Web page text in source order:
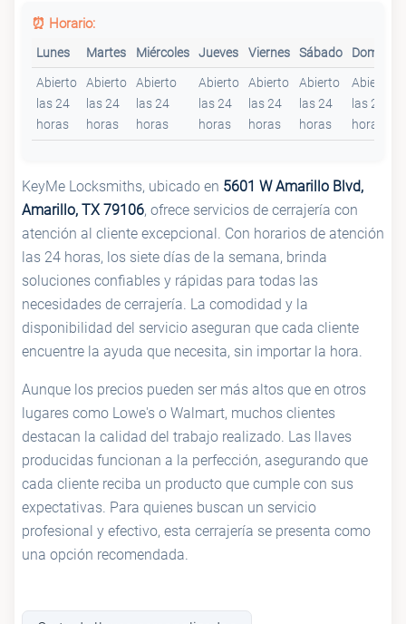
⏰ Horario:
Lunes Martes Miércoles Jueves Viernes Sábado Domingo
Abierto
las 24
horas
Abierto
las 24
horas
Abierto
las 24
horas
Abierto
las 24
horas
Abierto
las 24
horas
Abierto
las 24
horas
Abierto
las 24
horas
KeyMe Locksmiths, ubicado en 5601 W Amarillo Blvd,
Amarillo, TX 79106, ofrece servicios de cerrajería con
atención al cliente excepcional. Con horarios de atención
las 24 horas, los siete días de la semana, brinda
soluciones confiables y rápidas para todas las
necesidades de cerrajería. La comodidad y la
disponibilidad del servicio aseguran que cada cliente
encuentre la ayuda que necesita, sin importar la hora.
Aunque los precios pueden ser más altos que en otros
lugares como Lowe's o Walmart, muchos clientes
destacan la calidad del trabajo realizado. Las llaves
producidas funcionan a la perfección, asegurando que
cada cliente reciba un producto que cumple con sus
expectativas. Para quienes buscan un servicio
profesional y efectivo, esta cerrajería se presenta como
una opción recomendada.